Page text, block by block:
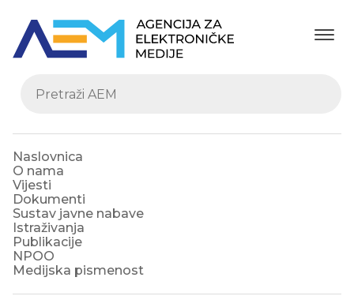
Naslovnica
O nama
Vijesti
Dokumenti
Sustav javne nabave
Istraživanja
Publikacije
NPOO
Medijska pismenost